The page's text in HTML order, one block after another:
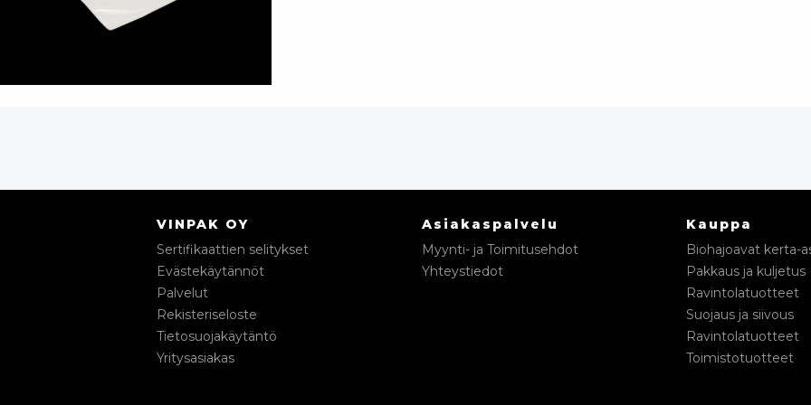
VINPAK OY
Sertifikaattien selitykset
Evästekäytännöt
Palvelut
Rekisteriseloste
Tietosuojakäytäntö
Yritysasiakas
Asiakaspalvelu
Myynti- ja Toimitusehdot
Yhteystiedot
Kauppa
Biohajoavat kerta-
Pakkaus ja kuljetus
Ravintolatuotteet
Suojaus ja siivous
Ravintolatuotteet
Toimistotuotteet